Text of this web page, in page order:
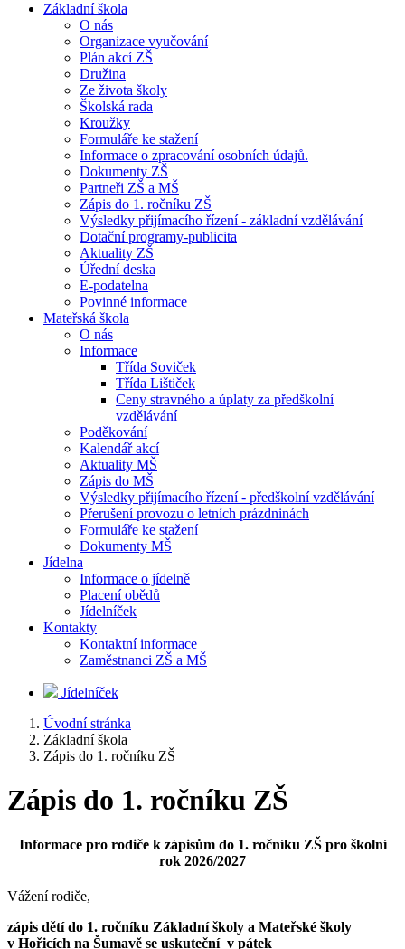
Základní škola
O nás
Organizace vyučování
Plán akcí ZŠ
Družina
Ze života školy
Školská rada
Kroužky
Formuláře ke stažení
Informace o zpracování osobních údajů.
Dokumenty ZŠ
Partneři ZŠ a MŠ
Zápis do 1. ročníku ZŠ
Výsledky přijímacího řízení - základní vzdělávání
Dotační programy-publicita
Aktuality ZŠ
Úřední deska
E-podatelna
Povinné informace
Mateřská škola
O nás
Informace
Třída Soviček
Třída Lištiček
Ceny stravného a úplaty za předškolní
vzdělávání
Poděkování
Kalendář akcí
Aktuality MŠ
Zápis do MŠ
Výsledky přijímacího řízení - předškolní vzdělávání
Přerušení provozu o letních prázdninách
Formuláře ke stažení
Dokumenty MŠ
Jídelna
Informace o jídelně
Placení obědů
Jídelníček
Kontakty
Kontaktní informace
Zaměstnanci ZŠ a MŠ
Jídelníček
Úvodní stránka
Základní škola
Zápis do 1. ročníku ZŠ
Zápis do 1. ročníku ZŠ
Informace pro rodiče k zápisům do 1. ročníku ZŠ pro školní
rok 2026/2027
Vážení rodiče,
zápis dětí do 1. ročníku Základní školy a Mateřské školy
v Hořicích na Šumavě se uskuteční v pátek